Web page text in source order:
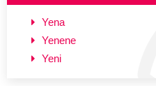
Yena
Yenene
Yeni